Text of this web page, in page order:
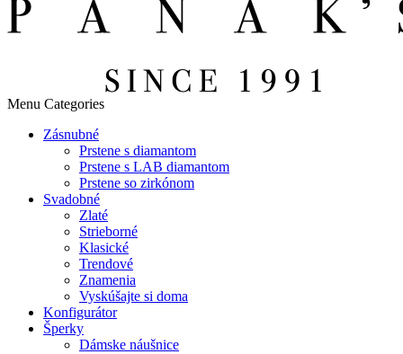
Menu Categories
Zásnubné
Prstene s diamantom
Prstene s LAB diamantom
Prstene so zirkónom
Svadobné
Zlaté
Strieborné
Klasické
Trendové
Znamenia
Vyskúšajte si doma
Konfigurátor
Šperky
Dámske náušnice